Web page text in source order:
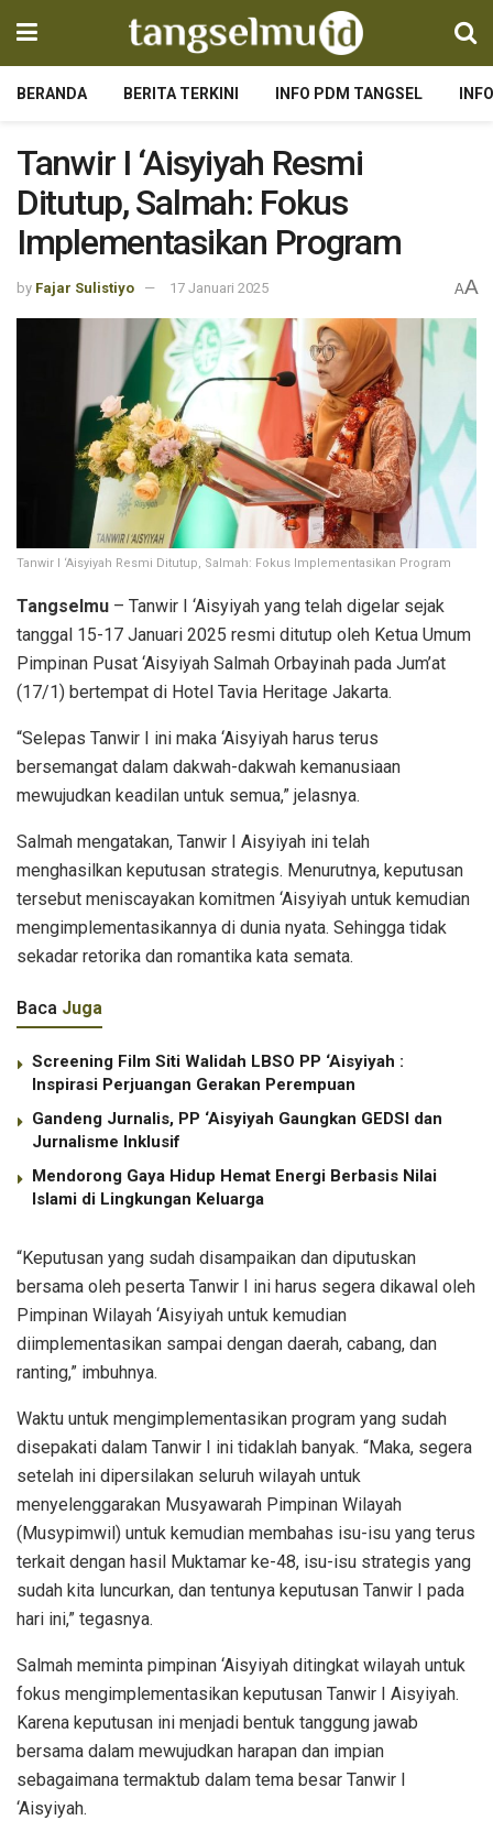
BERANDA BERITA TERKINI INFO PDM TANGSEL
Tanwir I ‘Aisyiyah Resmi
Ditutup, Salmah: Fokus
Implementasikan Program
by Fajar Sulistiyo 17 Januari 2025 AA
Tanwir I ‘Aisyiyah Resmi Ditutup, Salmah: Fokus Implementasikan Program
Tangselmu – Tanwir I ‘Aisyiyah yang telah digelar sejak
tanggal 15-17 Januari 2025 resmi ditutup oleh Ketua Umum
Pimpinan Pusat ‘Aisyiyah Salmah Orbayinah pada Jum’at
(17/1) bertempat di Hotel Tavia Heritage Jakarta.
“Selepas Tanwir I ini maka ‘Aisyiyah harus terus
bersemangat dalam dakwah-dakwah kemanusiaan
mewujudkan keadilan untuk semua,” jelasnya.
Salmah mengatakan, Tanwir I Aisyiyah ini telah
menghasilkan keputusan strategis. Menurutnya, keputusan
tersebut meniscayakan komitmen ‘Aisyiyah untuk kemudian
mengimplementasikannya di dunia nyata. Sehingga tidak
sekadar retorika dan romantika kata semata.
Baca Juga
Screening Film Siti Walidah LBSO PP ‘Aisyiyah :
Inspirasi Perjuangan Gerakan Perempuan
Gandeng Jurnalis, PP ‘Aisyiyah Gaungkan GEDSI dan
Jurnalisme Inklusif
Mendorong Gaya Hidup Hemat Energi Berbasis Nilai
Islami di Lingkungan Keluarga
“Keputusan yang sudah disampaikan dan diputuskan
bersama oleh peserta Tanwir I ini harus segera dikawal oleh
Pimpinan Wilayah ‘Aisyiyah untuk kemudian
diimplementasikan sampai dengan daerah, cabang, dan
ranting,” imbuhnya.
Waktu untuk mengimplementasikan program yang sudah
disepakati dalam Tanwir I ini tidaklah banyak. “Maka, segera
setelah ini dipersilakan seluruh wilayah untuk
menyelenggarakan Musyawarah Pimpinan Wilayah
(Musypimwil) untuk kemudian membahas isu-isu yang terus
terkait dengan hasil Muktamar ke-48, isu-isu strategis yang
sudah kita luncurkan, dan tentunya keputusan Tanwir I pada
hari ini,” tegasnya.
Salmah meminta pimpinan ‘Aisyiyah ditingkat wilayah untuk
fokus mengimplementasikan keputusan Tanwir I Aisyiyah.
Karena keputusan ini menjadi bentuk tanggung jawab
bersama dalam mewujudkan harapan dan impian
sebagaimana termaktub dalam tema besar Tanwir I
‘Aisyiyah.